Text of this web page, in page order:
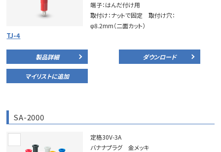
TJ-4
端子：はんだ付け用
取付け：ナットで固定 取付け穴：
φ8.2mm（二面カット）
製品詳細 ダウンロード
マイリストに追加
SA-2000
定格30V-3A
バナナプラグ 金メッキ